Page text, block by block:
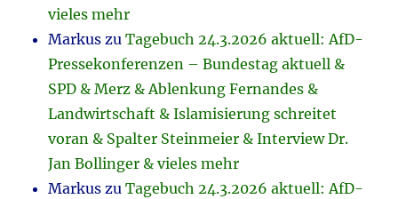
vieles mehr
Markus zuTagebuch 24.3.2026 aktuell: AfD-
Pressekonferenzen – Bundestag aktuell &
SPD & Merz & Ablenkung Fernandes &
Landwirtschaft & Islamisierung schreitet
voran & Spalter Steinmeier & Interview Dr.
Jan Bollinger & vieles mehr
Markus zuTagebuch 24.3.2026 aktuell: AfD-